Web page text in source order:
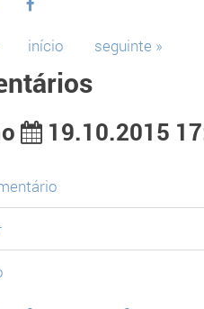
início seguinte »
19.10.2015